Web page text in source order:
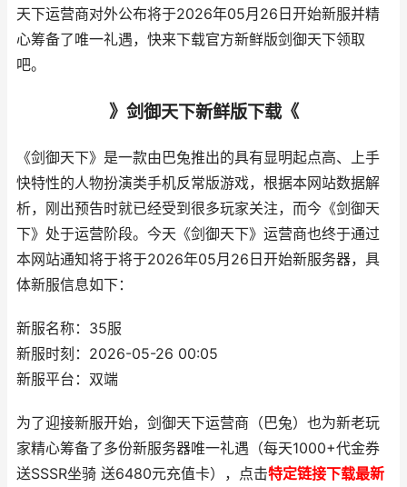
天下运营商对外公布将于2026年05月26日开始新服并精
心筹备了唯一礼遇，快来下载官方新鲜版剑御天下领取
吧。
》剑御天下新鲜版下载《
《剑御天下》是一款由巴兔推出的具有显明起点高、上手
快特性的人物扮演类手机反常版游戏，根据本网站数据解
析，刚出预告时就已经受到很多玩家关注，而今《剑御天
下》处于运营阶段。今天《剑御天下》运营商也终于通过
本网站通知将于将于2026年05月26日开始新服务器，具
体新服信息如下：
新服名称：35服
新服时刻：2026-05-26 00:05
新服平台：双端
为了迎接新服开始，剑御天下运营商（巴兔）也为新老玩
家精心筹备了多份新服务器唯一礼遇（每天1000+代金券
送SSSR坐骑 送6480元充值卡），点击特定链接下载最新